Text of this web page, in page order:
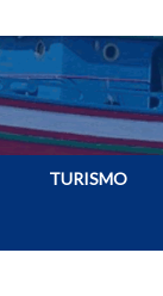
TURISMO